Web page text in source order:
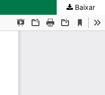
Baixar